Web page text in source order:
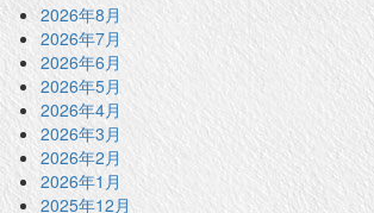
2026年8月
2026年7月
2026年6月
2026年5月
2026年4月
2026年3月
2026年2月
2026年1月
2025年12月